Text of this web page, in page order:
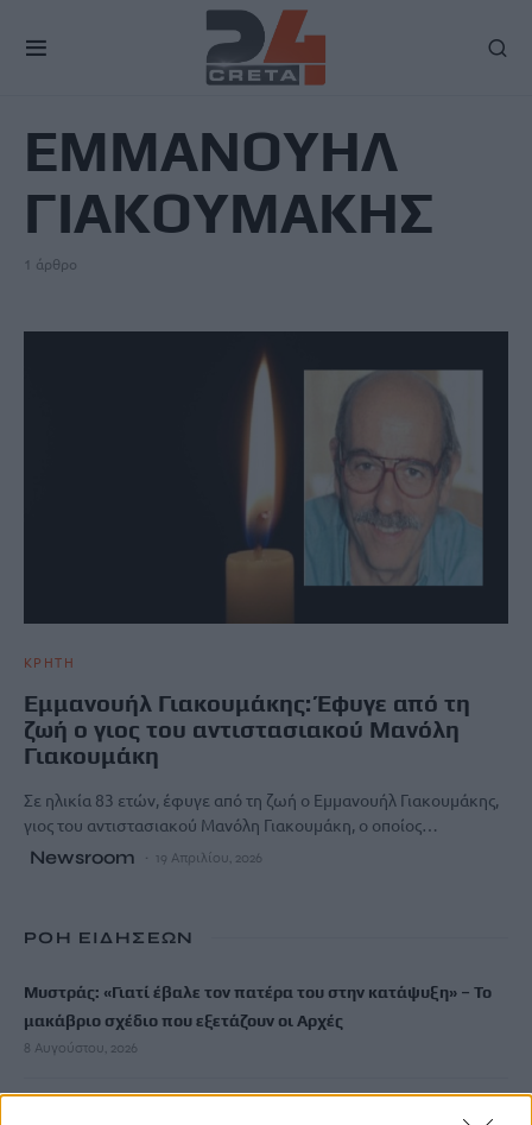
ΕΜΜΑΝΟΥΗΛ
ΓΙΑΚΟΥΜΑΚΗΣ
1 άρθρο
ΚΡΗΤΗ
Εμμανουήλ Γιακουμάκης: Έφυγε από τη
ζωή ο γιος του αντιστασιακού Μανόλη
Γιακουμάκη
Σε ηλικία 83 ετών, έφυγε από τη ζωή ο Εμμανουήλ Γιακουμάκης,
γιος του αντιστασιακού Μανόλη Γιακουμάκη, ο οποίος…
Newsroom 19 Απριλίου, 2026
ΡΟΗ ΕΙΔΗΣΕΩΝ
Μυστράς: «Γιατί έβαλε τον πατέρα του στην κατάψυξη» – Το
μακάβριο σχέδιο που εξετάζουν οι Αρχές
8 Αυγούστου, 2026